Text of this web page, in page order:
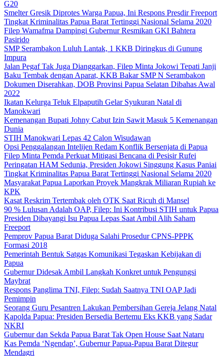
G20
Smelter Gresik Diprotes Warga Papua, Ini Respons Presdir Freeport
Tingkat Kriminalitas Papua Barat Tertinggi Nasional Selama 2020
Filep Wamafma Dampingi Gubernur Resmikan GKI Bahtera
Pasirido
SMP Serambakon Luluh Lantak, 1 KKB Diringkus di Gunung
Impura
Jalan Pegaf Tak Juga Dianggarkan, Filep Minta Jokowi Tepati Janji
Baku Tembak dengan Aparat, KKB Bakar SMP N Serambakon
Dokumen Diserahkan, DOB Provinsi Papua Selatan Dibahas Awal
2022
Ikatan Kelurga Teluk Elpaputih Gelar Syukuran Natal di
Manokwari
Kemenangan Bupati Johny Cabut Izin Sawit Masuk 5 Kemenangan
Dunia
STIH Manokwari Lepas 42 Calon Wisudawan
Opsi Penggalangan Intelijen Redam Konflik Bersenjata di Papua
Filep Minta Pemda Perkuat Mitigasi Bencana di Pesisir Rufei
Peringatan HAM Sedunia, Presiden Jokowi Singgung Kasus Paniai
Tingkat Kriminalitas Papua Barat Tertinggi Nasional Selama 2020
Masyarakat Papua Laporkan Proyek Mangkrak Miliaran Rupiah ke
KPK
Kasat Reskrim Tertembak oleh OTK Saat Ricuh di Mansel
90 % Lulusan Adalah OAP, Filep: Ini Kontribusi STIH untuk Papua
Presiden Dibayangi Isu Papua Lepas Saat Ambil Alih Saham
Freeport
Pemprov Papua Barat Diduga Salahi Prosedur CPNS-PPPK
Formasi 2018
Pemerintah Bentuk Satgas Komunikasi Tegaskan Kebijakan di
Papua
Gubernur Didesak Ambil Langkah Konkret untuk Pengungsi
Maybrat
Respons Panglima TNI, Filep: Sudah Saatnya TNI OAP Jadi
Pemimpin
Seorang Guru Pesantren Lakukan Pembersihan Gereja Jelang Natal
Kapolda Papua: Presiden Bersedia Bertemu Eks KKB yang Sadar
NKRI
Gubernur dan Sekda Papua Barat Tak Open House Saat Nataru
Kas Pemda ‘Ngendap’, Gubernur Papua-Papua Barat Ditegur
Mendagri